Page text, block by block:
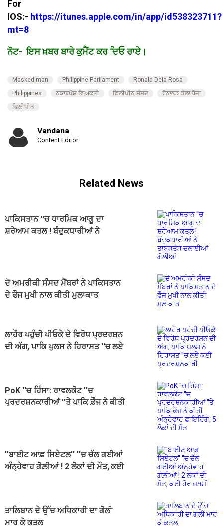
For
IOS:- https://itunes.apple.com/in/app/id538323711?
mt=8
ਨੋਟ- ਇਸ ਖ਼ਬਰ ਬਾਰੇ ਕੁਮੈਂਟ ਕਰ ਦਿਓ ਰਾਏ।
Masked man Philippine Parliament
Ronald Dela Rosa
Philippines
ਨਕਾਬਪੋਸ਼ ਵਿਅਕਤੀ ਫਿਲੀਪੀਨ ਸੰਸਦ
ਰੋਨਾਲਡ ਡੇਲਾ ਰੋਜ਼ਾ
ਫਿਲੀਪੀਨ
Vandana
Content Editor
Related News
ਪਾਕਿਸਤਾਨ ''ਚ ਧਾਰਮਿਕ ਆਗੂ ਦਾ
ਸ਼ਰੇਆਮ ਕਤਲ ! ਬੰਦੂਕਧਾਰੀਆਂ ਨੇ
ਦੋ ਅਮਰੀਕੀ ਸੰਸਦ ਮੈਂਬਰਾਂ ਨੇ ਪਾਕਿਸਤਾਨ
ਦੇ ਫੌਜ ਮੁਖੀ ਨਾਲ ਕੀਤੀ ਮੁਲਾਕਾਤ
ਲਾਹੌਰ ਪਹੁੰਚੀ ਪੀਓਕੇ ਦੇ ਵਿਰੋਧ ਪ੍ਰਦਰਸ਼ਨ
ਦੀ ਅੱਗ, ਪਾਕਿ ਪੁਲਸ ਨੇ ਹਿਰਾਸਤ ''ਚ ਲਏ
PoK ''ਚ ਹਿੰਸਾ: ਰਾਵਲਕੋਟ ''ਚ
ਪ੍ਰਦਰਸ਼ਨਕਾਰੀਆਂ ''ਤੇ ਪਾਕਿ ਫ਼ੌਜ ਨੇ ਕੀਤੀ
''ਬਾਈਟ ਆਫ਼ ਸਿਏਟਲ'' ''ਚ ਚੱਲ ਗਈਆਂ
ਅੰਨ੍ਹੇਵਾਹ ਗੋਲ਼ੀਆਂ ! 2 ਲੋਕਾਂ ਦੀ ਮੌਤ, ਕਈ
ਤਾਲਿਬਾਨ ਦੇ ਉੱਚ ਅਧਿਕਾਰੀ ਦਾ ਗੋਲੀ
ਮਾਰ ਕੇ ਕਤਲ